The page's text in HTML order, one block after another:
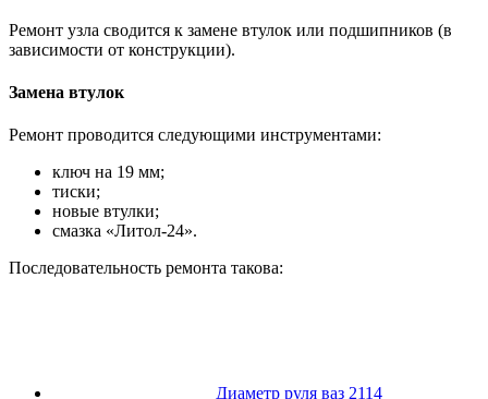
Ремонт узла сводится к замене втулок или подшипников (в
зависимости от конструкции).
Замена втулок
Ремонт проводится следующими инструментами:
ключ на 19 мм;
тиски;
новые втулки;
смазка «Литол-24».
Последовательность ремонта такова:
Диаметр руля ваз 2114